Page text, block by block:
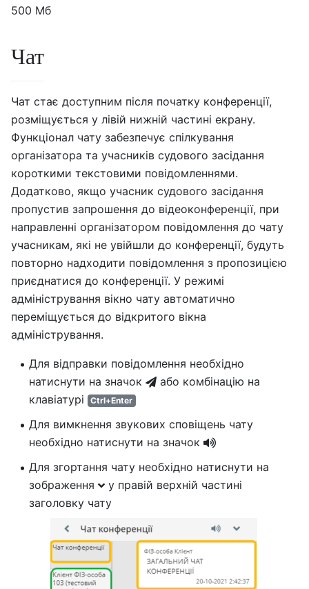
500 Мб
Чат
Чат стає доступним після початку конференції,
розміщується у лівій нижній частині екрану.
Функціонал чату забезпечує спілкування
організатора та учасників судового засідання
короткими текстовими повідомленнями.
Додатково, якщо учасник судового засідання
пропустив запрошення до відеоконференції, при
направленні організатором повідомлення до чату
учасникам, які не увійшли до конференції, будуть
повторно надходити повідомлення з пропозицією
приєднатися до конференції. У режимі
адміністрування вікно чату автоматично
переміщується до відкритого вікна
адміністрування.
Для відправки повідомлення необхідно
натиснути на значок
або комбінацію на
клавіатурі
Ctrl+Enter
Для вимкнення звукових сповіщень чату
необхідно натиснути на значок
Для згортання чату необхідно натиснути на
зображення
у правій верхній частині
заголовку чату